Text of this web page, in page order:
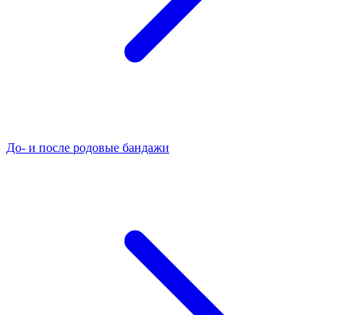
До- и после родовые бандажи